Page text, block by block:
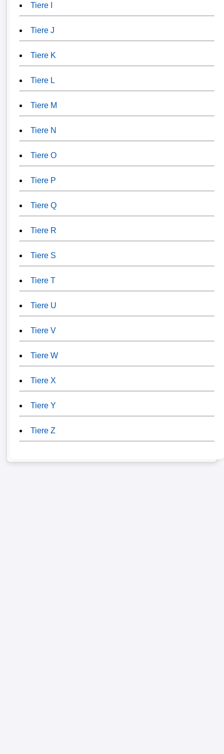
Tiere I
Tiere J
Tiere K
Tiere L
Tiere M
Tiere N
Tiere O
Tiere P
Tiere Q
Tiere R
Tiere S
Tiere T
Tiere U
Tiere V
Tiere W
Tiere X
Tiere Y
Tiere Z